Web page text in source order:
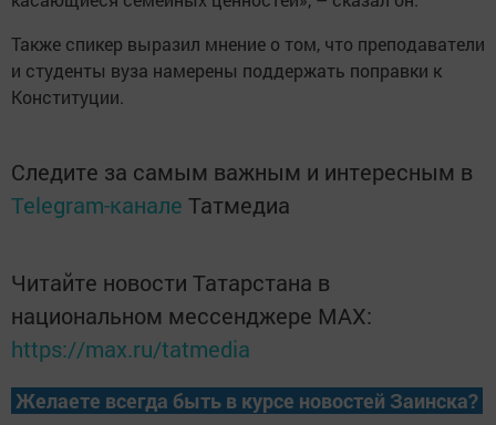
Также спикер выразил мнение о том, что преподаватели
и студенты вуза намерены поддержать поправки к
Конституции.
Следите за самым важным и интересным в
Telegram-канале Татмедиа
Читайте новости Татарстана в
национальном мессенджере MАХ:
https://max.ru/tatmedia
Желаете всегда быть в курсе новостей Заинска?